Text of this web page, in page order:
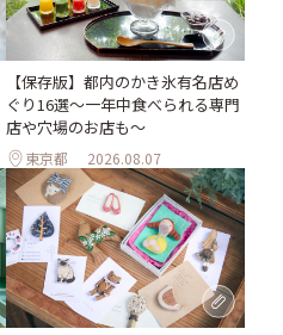
【保存版】都内のかき氷有名店め
ぐり16選～一年中食べられる専門
店や穴場のお店も～
東京都 2026.08.07